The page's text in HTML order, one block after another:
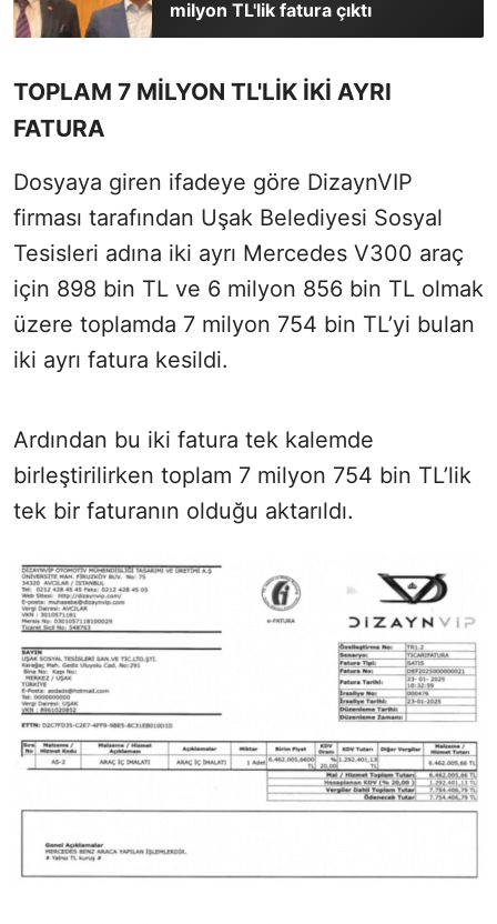
milyon TL'lik fatura çıktı
TOPLAM 7 MİLYON TL'LİK İKİ AYRI
FATURA
Dosyaya giren ifadeye göre DizaynVIP
firması tarafından Uşak Belediyesi Sosyal
Tesisleri adına iki ayrı Mercedes V300 araç
için 898 bin TL ve 6 milyon 856 bin TL olmak
üzere toplamda 7 milyon 754 bin TL’yi bulan
iki ayrı fatura kesildi.
Ardından bu iki fatura tek kalemde
birleştirilirken toplam 7 milyon 754 bin TL’lik
tek bir faturanın olduğu aktarıldı.